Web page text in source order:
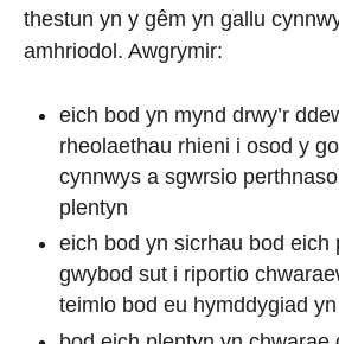
thestun yn y gêm yn gallu
amhriodol. Awgrymir:
eich bod yn mynd drwy’r
rheolaethau rhieni i osod y
cynnwys a sgwrsio
plentyn
eich bod yn sicrhau bod eich
gwybod sut i riportio
teimlo bod eu hymddygiad